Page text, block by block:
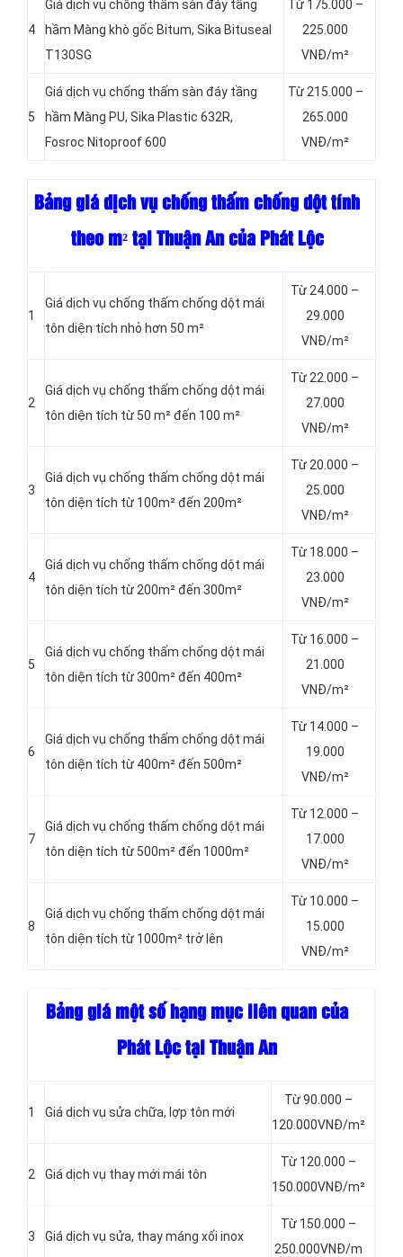
4
Giá dịch vụ chống thấm sàn đáy tầng
hầm Màng khò gốc Bitum, Sika Bituseal
T130SG
Từ 175.000 –
225.000
VNĐ/m²
5
Giá dịch vụ chống thấm sàn đáy tầng
hầm Màng PU, Sika Plastic 632R,
Fosroc Nitoproof 600
Từ 215.000 –
265.000
VNĐ/m²
Bảng giá dịch vụ chống thấm chống dột tính
theo m² tại Thuận An của Phát Lộc
1
Giá dịch vụ chống thấm chống dột mái
tôn diện tích nhỏ hơn 50 m²
Từ 24.000 –
29.000
VNĐ/m²
2
Giá dịch vụ chống thấm chống dột mái
tôn diện tích từ 50 m² đến 100 m²
Từ 22.000 –
27.000
VNĐ/m²
3
Giá dịch vụ chống thấm chống dột mái
tôn diện tích từ 100m² đến 200m²
Từ 20.000 –
25.000
VNĐ/m²
4
Giá dịch vụ chống thấm chống dột mái
tôn diện tích từ 200m² đến 300m²
Từ 18.000 –
23.000
VNĐ/m²
5
Giá dịch vụ chống thấm chống dột mái
tôn diện tích từ 300m² đến 400m²
Từ 16.000 –
21.000
VNĐ/m²
6
Giá dịch vụ chống thấm chống dột mái
tôn diện tích từ 400m² đến 500m²
Từ 14.000 –
19.000
VNĐ/m²
7
Giá dịch vụ chống thấm chống dột mái
tôn diện tích từ 500m² đến 1000m²
Từ 12.000 –
17.000
VNĐ/m²
8
Giá dịch vụ chống thấm chống dột mái
tôn diện tích từ 1000m² trở lên
Từ 10.000 –
15.000
VNĐ/m²
Bảng giá một số hạng mục liên quan của
Phát Lộc tại Thuận An
1 Giá dịch vụ sửa chữa, lợp tôn mới
Từ 90.000 –
120.000VNĐ/m²
2 Giá dịch vụ thay mới mái tôn
Từ 120.000 –
150.000VNĐ/m²
3 Giá dịch vụ sửa, thay máng xối inox
Từ 150.000 –
250.000VNĐ/m